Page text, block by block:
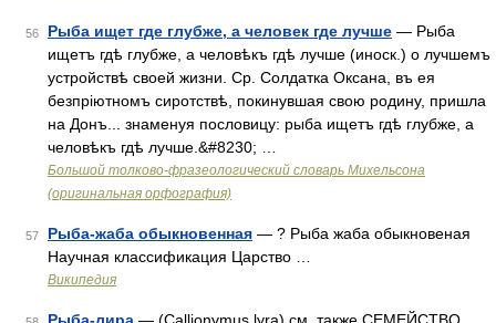
56 Рыба ищет где глубже, а человек где лучше — Рыба
ищетъ гдѣ глубже, а человѣкъ гдѣ лучше (иноск.) о лучшемъ
устройствѣ своей жизни. Ср. Солдатка Оксана, въ ея
безпріютномъ сиротствѣ, покинувшая свою родину, пришла
на Донъ... знаменуя пословицу: рыба ищетъ гдѣ глубже, а
человѣкъ гдѣ лучше.&#8230; …
Большой толково-фразеологический словарь Михельсона
(оригинальная орфография)
57 Рыба-жаба обыкновенная — ? Рыба жаба обыкновеная
Научная классификация Царство …
Википедия